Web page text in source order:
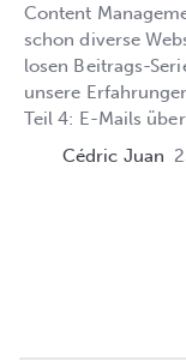
Content
schon diverse
losen Beitrags-
unsere
Teil 4: E-Mails
Cédric Juan